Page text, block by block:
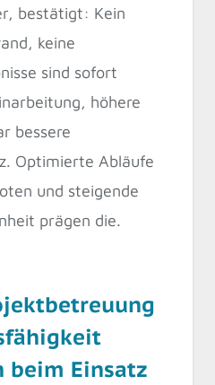
bestätigt: Kein
keine
sind sofort
höhere
bessere
Optimierte Abläufe
und steigende
prägen die.
beim Einsatz